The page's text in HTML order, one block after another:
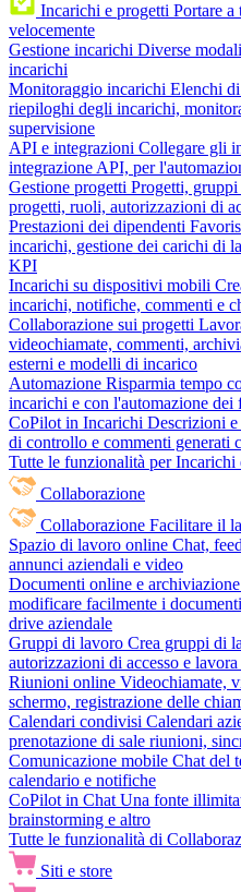
Incarichi e progetti Portare
velocemente
Gestione incarichi Diverse
incarichi
Monitoraggio incarichi Elenchi
riepiloghi degli incarichi,
supervisione
API e integrazioni Collegare gli
integrazione API, per
Gestione progetti Progetti,
progetti, ruoli, autorizzazioni di
Prestazioni dei dipendenti
incarichi, gestione dei carichi di
KPI
Incarichi su dispositivi mobili
incarichi, notifiche, commenti e
Collaborazione sui progetti
videochiamate, commenti,
esterni e modelli di incarico
Automazione Risparmia tempo
incarichi e con l'automazione dei
CoPilot in Incarichi Descrizioni
di controllo e commenti generati
Tutte le funzionalità per Incarichi
Collaborazione
Collaborazione Facilitare il
Spazio di lavoro online Chat,
annunci aziendali e video
Documenti online e
modificare facilmente i
drive aziendale
Gruppi di lavoro Crea gruppi di
autorizzazioni di accesso e
Riunioni online Videochiamate,
schermo, registrazione delle
Calendari condivisi Calendari
prenotazione di sale riunioni,
Comunicazione mobile Chat del
calendario e notifiche
CoPilot in Chat Una fonte
brainstorming e altro
Tutte le funzionalità di
Siti e store